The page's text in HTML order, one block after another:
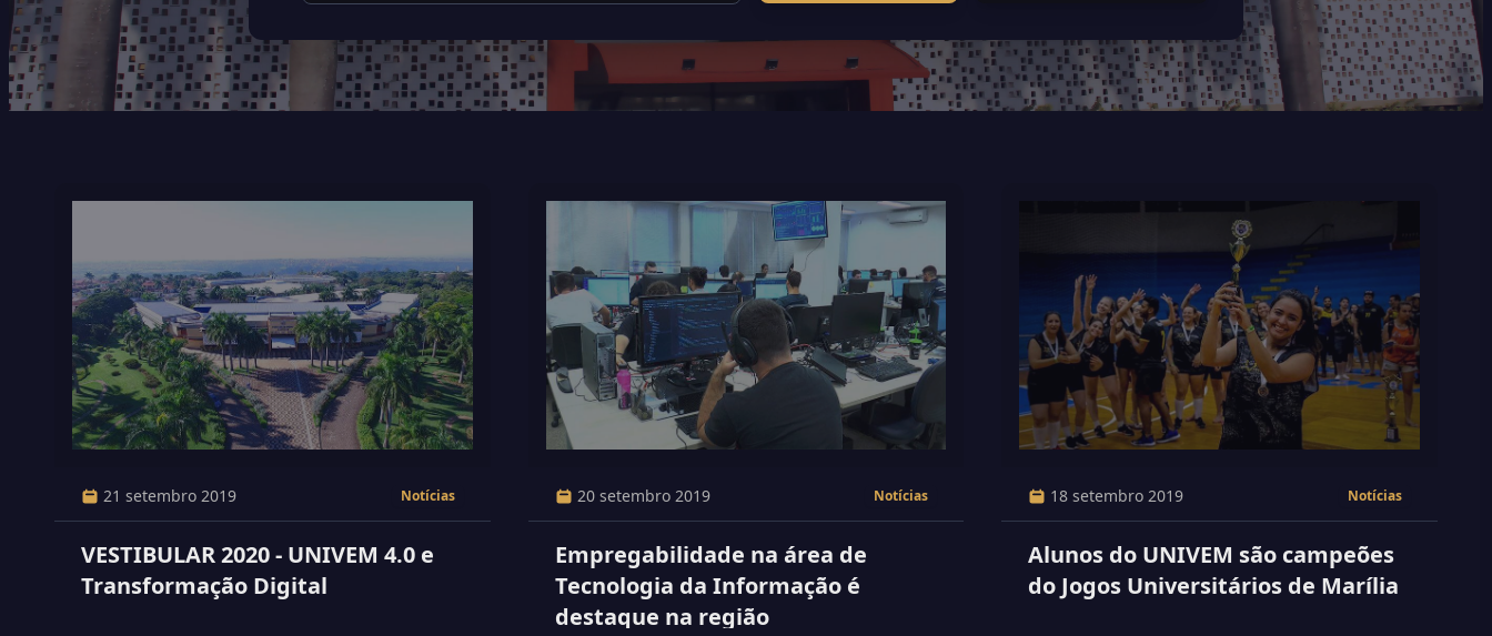
21 setembro 2019 Notícias
VESTIBULAR 2020 - UNIVEM 4.0 e
Transformação Digital
20 setembro 2019 Notícias
Empregabilidade na área de
Tecnologia da Informação é
destaque na região
18 setembro 2019 Notícias
Alunos do UNIVEM são campeões
do Jogos Universitários de Marília